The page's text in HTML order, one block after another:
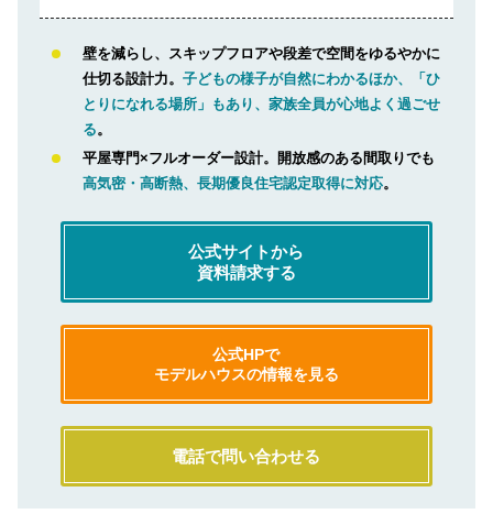
壁を減らし、スキップフロアや段差で空間をゆるやかに
仕切る設計力。子どもの様子が自然にわかるほか、「ひ
とりになれる場所」もあり、家族全員が心地よく過ごせ
る。
平屋専門×フルオーダー設計。開放感のある間取りでも
高気密・高断熱、長期優良住宅認定取得に対応。
公式サイトから
資料請求する
公式HPで
モデルハウスの情報を見る
電話で問い合わせる